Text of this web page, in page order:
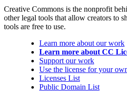
Creative Commons is the nonprofit
other legal tools that allow creators to
tools are free to use.
Learn more about our work
Learn more about CC
Support our work
Use the license for your
Licenses List
Public Domain List